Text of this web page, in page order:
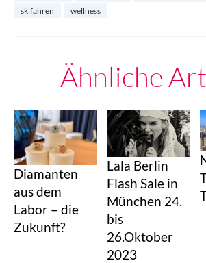
skifahren
wellness
Ähnliche
Diamanten
aus dem
Labor – die
Zukunft?
Lala Berlin
Flash Sale in
München 24.
bis
26.Oktober
2023